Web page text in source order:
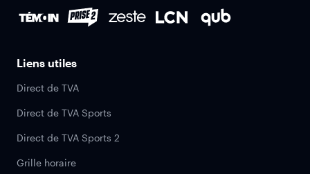
Liens utiles
Direct de TVA
Direct de TVA Sports
Direct de TVA Sports 2
Grille horaire